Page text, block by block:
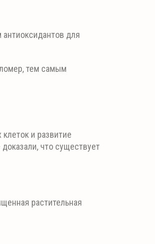
для
тем самым
и развитие
что существует
растительная